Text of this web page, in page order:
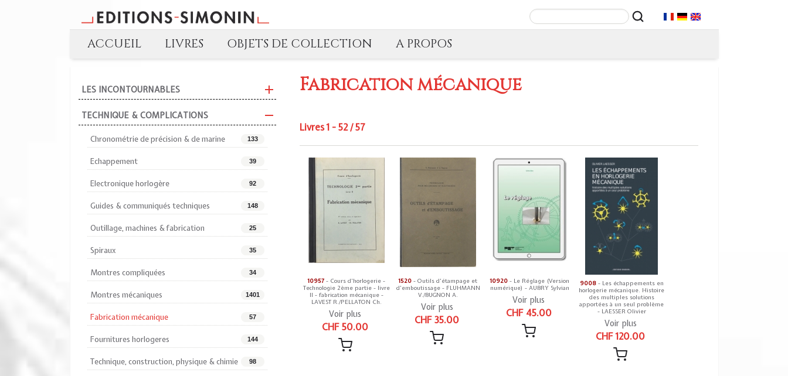
ACCUEIL LIVRES OBJETS DE COLLECTION A PROPOS
LES INCONTOURNABLES
TECHNIQUE & COMPLICATIONS
Chronométrie de précision & de marine 133
Echappement 39
Electronique horlogère 92
Guides & communiqués techniques 148
Outillage, machines & fabrication 25
Spiraux 35
Montres compliquées 34
Montres mécaniques 1401
Fabrication mécanique 57
Fournitures horlogeres 144
Technique, construction, physique & chimie 98
Fabrication mécanique
Livres 1 - 52 / 57
10957- Cours d'horlogerie -
Technologie 2ème partie - livre
II - fabrication mécanique -
LAVEST R./PELLATON Ch.
Voir plus
CHF 50.00
1520 - Outils d'étampage et
d'emboutissage - FLUHMANN
V./BUGNON A.
Voir plus
CHF 35.00
10920 - Le Réglage (Version
numérique) - AUBRY Sylvian
Voir plus
CHF 45.00
9008- Les échappements en
horlogerie mécanique. Histoire
des multiples solutions
apportées à un seul problème
- LAESSER Olivier
Voir plus
CHF 120.00